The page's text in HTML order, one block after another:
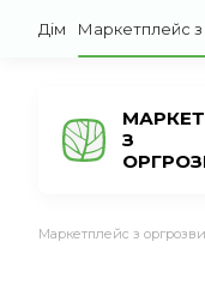
Дім Маркетплейс з
З
Маркетплейс з